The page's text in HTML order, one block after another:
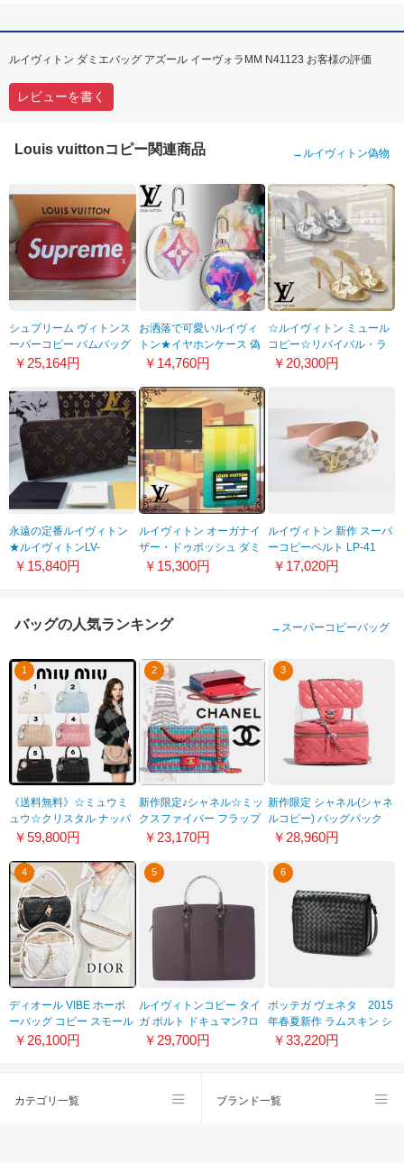
ルイヴィトン ダミエバッグ アズール イーヴォラMM N41123 お客様の評価
レビューを書く
Louis vuittonコピー関連商品 → ルイヴィトン偽物
シュプリーム ヴィトンス
ーパーコピー バムバッグ
M53418 メッセンジャー
￥25,164円
お洒落で可愛いルイヴィ
トン★イヤホンケース 偽
物 WATERCOLOR エテュ
ス GI0590
￥14,760円
☆ルイヴィトン ミュール
コピー☆リバイバル・ラ
イン ミュール 1A8QM7
￥20,300円
永遠の定番ルイヴィトン
★ルイヴィトンLV-
Q60017女性財布 今欲し
￥15,840円
ルイヴィトン オーガナイ
ザー・ドゥポッシュ ダミ
エカードケースM81320
￥15,300円
ルイヴィトン 新作 スーパ
ーコピーベルト LP-41
￥17,020円
バッグの人気ランキング → スーパーコピーバッグ
1
《送料無料》☆ミュウミ
ュウ☆クリスタル ナッパ
レザー ハンドバッグ 6色
￥59,800円
2
新作限定♪シャネル☆ミッ
クスファイバー フラップ
バッグ コピー 希少色
￥23,170円
3
新作限定 シャネル(シャネ
ルコピー) バッグパック
A57826 Y83551
￥28,960円
4
ディオール VIBE ホーボ
ーバッグ コピー スモール
カナージュ
￥26,100円
5
ルイヴィトンコピー タイ
ガ ポルト ドキュマン?ロ
ザン M30058 グリズリ
￥29,700円
6
ボッテガ ヴェネタ 2015
年春夏新作 ラムスキン シ
ョルダーバッグ
￥33,220円
カテゴリ一覧 ブランド一覧